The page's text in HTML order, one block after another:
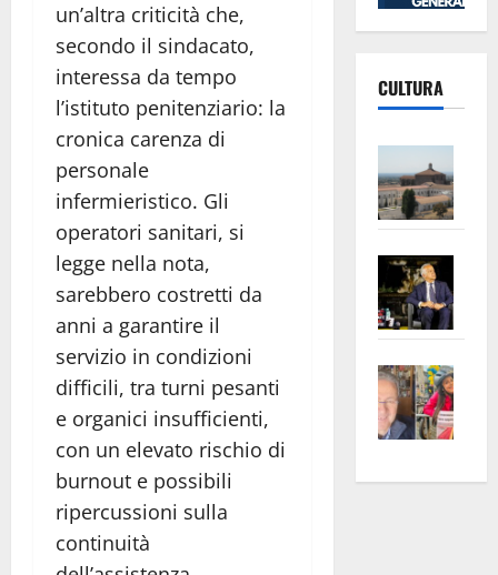
un’altra criticità che,
secondo il sindacato,
interessa da tempo
l’istituto penitenziario: la
cronica carenza di
personale
infermieristico. Gli
operatori sanitari, si
legge nella nota,
sarebbero costretti da
anni a garantire il
servizio in condizioni
difficili, tra turni pesanti
e organici insufficienti,
con un elevato rischio di
burnout e possibili
ripercussioni sulla
continuità
CULTURA
euro
apre